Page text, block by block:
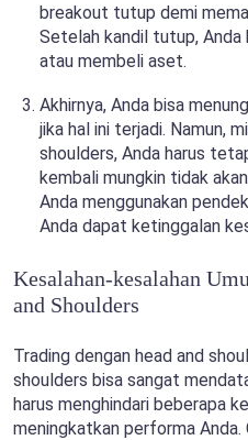
breakout tutup demi
Setelah kandil tutup,
atau membeli aset.
Akhirnya, Anda bisa
jika hal ini terjadi. Namun,
shoulders, Anda harus
kembali mungkin tidak
Anda menggunakan
Anda dapat ketinggalan
Kesalahan-kesalahan
and Shoulders
Trading dengan head and
shoulders bisa sangat
harus menghindari beberapa
meningkatkan performa